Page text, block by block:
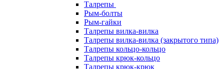
Талрепы
Рым-болты
Рым-гайки
Талрепы вилка-вилка
Талрепы вилка-вилка (закрытого типа)
Талрепы кольцо-кольцо
Талрепы крюк-кольцо
Талрепы крюк-крюк